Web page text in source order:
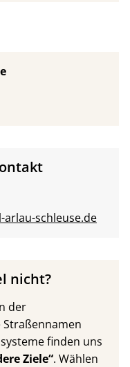
schleuse.de
nicht?
der
finden uns
Ziele“. Wählen